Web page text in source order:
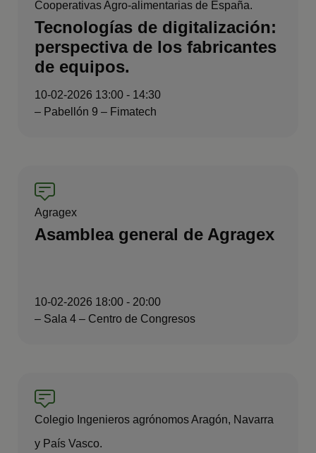
Cooperativas Agro-alimentarias de España.
Tecnologías de digitalización:
perspectiva de los fabricantes
de equipos.
10-02-2026 13:00 - 14:30
– Pabellón 9 – Fimatech
Agragex
Asamblea general de Agragex
10-02-2026 18:00 - 20:00
– Sala 4 – Centro de Congresos
Colegio Ingenieros agrónomos Aragón, Navarra
y País Vasco.